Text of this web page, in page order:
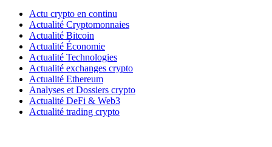
Actu crypto en continu
Actualité Cryptomonnaies
Actualité Bitcoin
Actualité Économie
Actualité Technologies
Actualité exchanges crypto
Actualité Ethereum
Analyses et Dossiers crypto
Actualité DeFi & Web3
Actualité trading crypto